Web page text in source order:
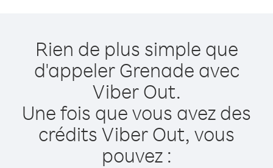
Rien de plus simple que
d'appeler Grenade avec
Viber Out.
Une fois que vous avez des
crédits Viber Out, vous
pouvez :